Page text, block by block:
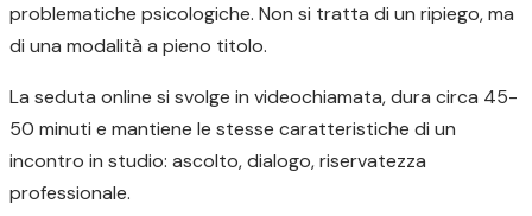
problematiche psicologiche. Non si tratta di un ripiego, ma
di una modalità a pieno titolo.
La seduta online si svolge in videochiamata, dura circa 45-
50 minuti e mantiene le stesse caratteristiche di un
incontro in studio: ascolto, dialogo, riservatezza
professionale.